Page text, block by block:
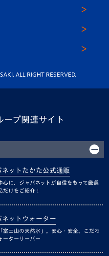
ALL RIGHT RESERVED.
ープ関連サイト
ネットたかた公式通販
心に、ジャパネットが自信をもって厳選
だけをご紹介！
ネットウォーター
富士山の天然水」。安心・安全、こだわ
ーターサーバー